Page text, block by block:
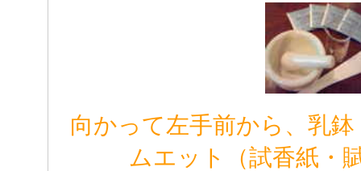
向かって左手前から、乳
ムエット（試香紙・